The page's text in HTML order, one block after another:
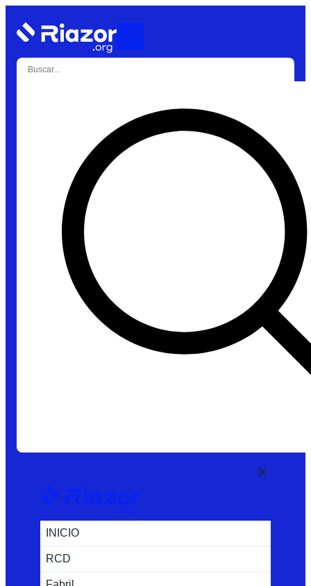
INICIO
RCD